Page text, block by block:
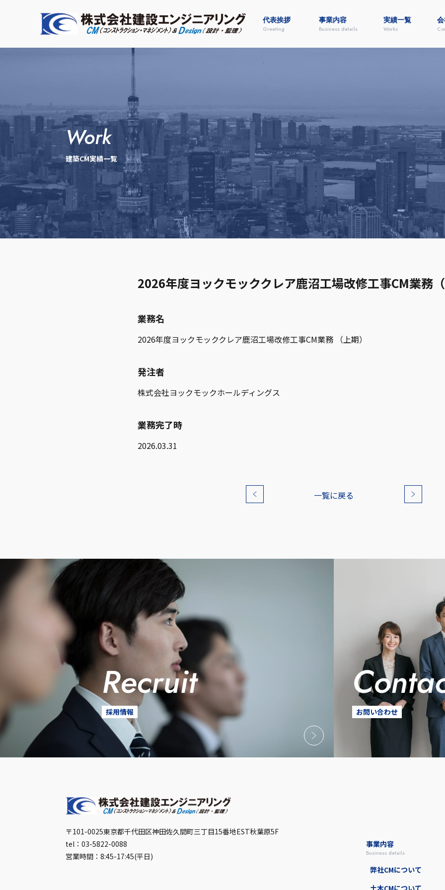
代表挨拶
Greeting
事業内容
Business details
実績一覧
Works
work
建築CM実績一覧
2026年度ヨックモッククレア鹿沼工場改修工事CM業務
業務名
2026年度ヨックモッククレア鹿沼工場改修工事CM業務 （上期）
発注者
株式会社ヨックモックホールディングス
業務完了時
2026.03.31
一覧に戻る
recruit
採用情報 お問い合わせ
〒101-0025東京都千代田区神田佐久間町三丁目15番地EST秋葉原5F
tel：03-5822-0088
営業時間：8:45-17:45(平日)
事業内容
business details
弊社CMについて
土木CMについて